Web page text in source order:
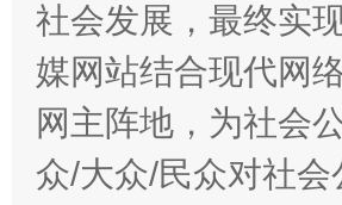
这是一记警钟！
社会发展，最终实
媒网站结合现代网
网主阵地，为社会
众/大众/民众对社